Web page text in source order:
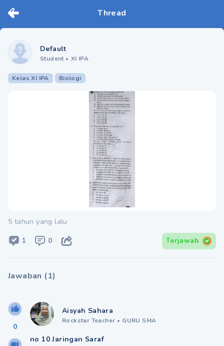
Thread
Default
Student • XI IPA
Kelas XI IPA Biologi
5 tahun yang lalu
1 0 Terjawab
Jawaban (1)
0
Aisyah Sahara
Rockstar Teacher • GURU SMA
no 10 Jaringan Saraf